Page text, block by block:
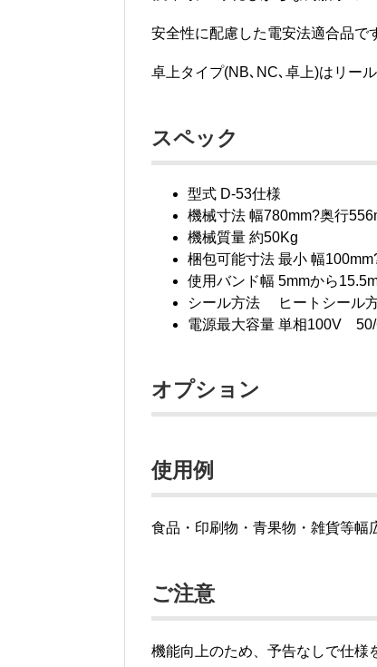
安全性に配慮した電安法適合品で
卓上タイプ(NB､NC､卓上)はリー
スペック
型式 D-53仕様
機械寸法 幅780mm?奥行
機械質量 約50Kg
梱包可能寸法 最小 幅
使用バンド幅 5mmから
シール方法 ヒートシール
電源最大容量 単相100V
オプション
使用例
食品・印刷物・青果物・雑貨等幅
ご注意
機能向上のため、予告なしで仕様